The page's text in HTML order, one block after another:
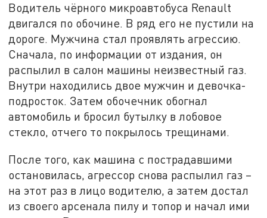
Водитель чёрного микроавтобуса Renault
двигался по обочине. В ряд его не пустили на
дороге. Мужчина стал проявлять агрессию.
Сначала, по информации от издания, он
распылил в салон машины неизвестный газ.
Внутри находились двое мужчин и девочка-
подросток. Затем обочечник обогнал
автомобиль и бросил бутылку в лобовое
стекло, отчего то покрылось трещинами.
После того, как машина с пострадавшими
остановилась, агрессор снова распылил газ –
на этот раз в лицо водителю, а затем достал
из своего арсенала пилу и топор и начал ими